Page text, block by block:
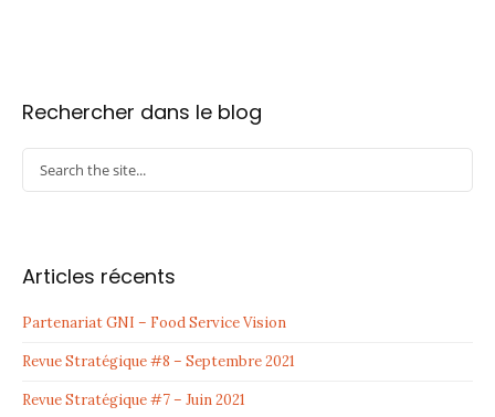
Rechercher dans le blog
Articles récents
Partenariat GNI – Food Service Vision
Revue Stratégique #8 – Septembre 2021
Revue Stratégique #7 – Juin 2021